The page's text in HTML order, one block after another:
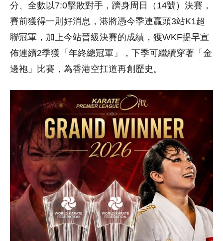
分、全數以7:0擊敗對手，躋身周日（14號）決賽，
賽前獲得一則好消息，港將憑今季連贏頭3站K1超
聯冠軍，加上今站晉級決賽的成績，獲WKF提早宣
佈連續2季獲「年終總冠軍」，下季可繼續穿著「金
邊袍」比賽，為香港空扛道再創歷史。